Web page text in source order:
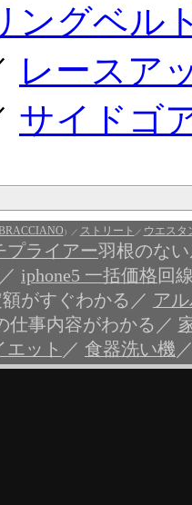
ングベル
レースア
サイドゴ
）／ ストリート ／ ウエスタ
プライアー羽根のな
iphone5 一括価格回
がすぐわかる／ ア
仕事内容がわかる／
エット ／ 食器洗い機